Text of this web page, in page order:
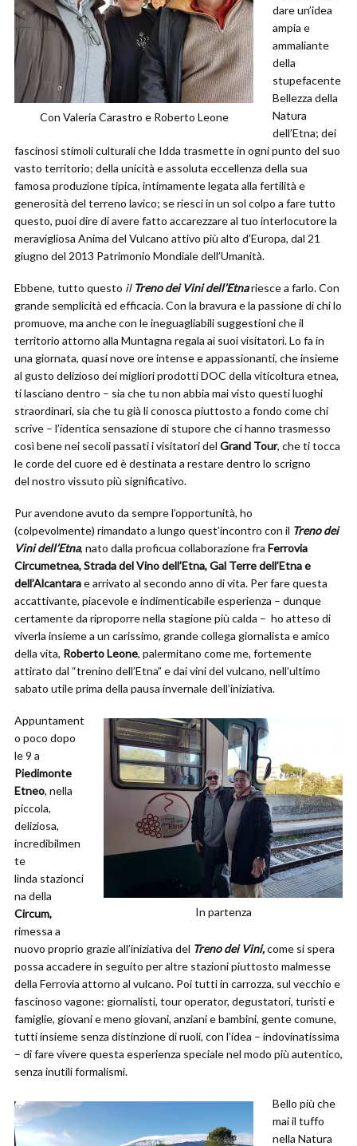
Con Valeria Carastro e Roberto Leone
dare un’idea
ampia e
ammaliante
della
stupefacente
Bellezza della
Natura
dell’Etna; dei
fascinosi stimoli culturali che Idda trasmette in ogni punto del suo
vasto territorio; della unicità e assoluta eccellenza della sua
famosa produzione tipica, intimamente legata alla fertilità e
generosità del terreno lavico; se riesci in un sol colpo a fare tutto
questo, puoi dire di avere fatto accarezzare al tuo interlocutore la
meravigliosa Anima del Vulcano attivo più alto d’Europa, dal 21
giugno del 2013 Patrimonio Mondiale dell’Umanità.
Ebbene, tutto questo il Treno dei Vini dell’Etnariesce a farlo. Con
grande semplicità ed efficacia. Con la bravura e la passione di chi lo
promuove, ma anche con le ineguagliabili suggestioni che il
territorio attorno alla Muntagna regala ai suoi visitatori. Lo fa in
una giornata, quasi nove ore intense e appassionanti, che insieme
al gusto delizioso dei migliori prodotti DOC della viticoltura etnea,
ti lasciano dentro – sia che tu non abbia mai visto questi luoghi
straordinari, sia che tu già li conosca piuttosto a fondo come chi
scrive – l’identica sensazione di stupore che ci hanno trasmesso
così bene nei secoli passati i visitatori del Grand Tour, che ti tocca
le corde del cuore ed è destinata a restare dentro lo scrigno
del nostro vissuto più significativo.
Pur avendone avuto da sempre l’opportunità, ho
(colpevolmente) rimandato a lungo quest’incontro con il Treno dei
Vini dell’Etna, nato dalla proficua collaborazione fra Ferrovia
Circumetnea, Strada del Vino dell’Etna, Gal Terre dell’Etna e
dell’Alcantarae arrivato al secondo anno di vita. Per fare questa
accattivante, piacevole e indimenticabile esperienza – dunque
certamente da riproporre nella stagione più calda – ho atteso di
viverla insieme a un carissimo, grande collega giornalista e amico
della vita, Roberto Leone, palermitano come me, fortemente
attirato dal “trenino dell’Etna” e dai vini del vulcano, nell’ultimo
sabato utile prima della pausa invernale dell’iniziativa.
In partenza
Appuntament
o poco dopo
le 9 a
Piedimonte
Etneo, nella
piccola,
deliziosa,
incredibilmen
te
linda stazionci
na della
Circum,
rimessa a
nuovo proprio grazie all’iniziativa del Treno dei Vini,come si spera
possa accadere in seguito per altre stazioni piuttosto malmesse
della Ferrovia attorno al vulcano. Poi tutti in carrozza, sul vecchio e
fascinoso vagone: giornalisti, tour operator, degustatori, turisti e
famiglie, giovani e meno giovani, anziani e bambini, gente comune,
tutti insieme senza distinzione di ruoli, con l’idea – indovinatissima
– di fare vivere questa esperienza speciale nel modo più autentico,
senza inutili formalismi.
Bello più che
mai il tuffo
nella Natura